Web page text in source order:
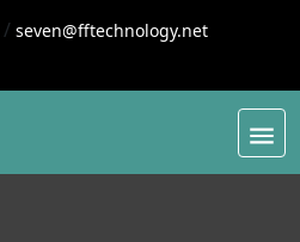
/ seven@fftechnology.net